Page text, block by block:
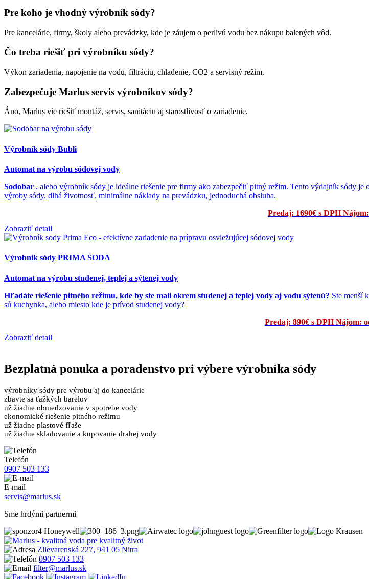
Pre koho je vhodný výrobník sódy?
Pre kancelárie, firmy, školy alebo prevádzky, kde je záujem o perlivú vodu bez nákupu balených vôd.
Čo treba riešiť pri výrobníku sódy?
Výkon zariadenia, napojenie na vodu, filtráciu, chladenie, CO2 a servisný režim.
Zabezpečuje Marlus servis výrobníkov sódy?
Áno, Marlus vie riešiť montáž, servis, sanitáciu aj starostlivosť o zariadenie.
Výrobník sódy Bubli
Automat na výrobu sódovej vody
Sodobar , alebo výrobník sódy je ideálne riešenie pre firmy ako zabezpečiť pitný režim. Tento výdajník sódy je
výroby sódy, dlhá životnosť, minimálne náklady na prevádzku, jednoduchá obsluha.
Predaj: 1690€ s DPH
Zobraziť detail
Výrobník sódy PRIMA SODA
Automat na výrobu studenej, teplej a sýtenej vody
Hľadáte riešenie pitného režimu, kde by ste mali okrem studenej a teplej vody aj vodu sýtenú? Ste menší
sú kuchynka, alebo miesto kde je prívod studenej vody?
Predaj: 890€ s DPH Nájom:
Zobraziť detail
Bezplatná ponuka a poradenstvo pri výbere výrobníka sódy
výrobníky sódy pre výrobu aj do kancelárie
zbavte sa ťažkých barelov
už žiadne obmedzovanie v spotrebe vody
ekonomické riešenie pitného režimu
už žiadne plastové fľaše
už žiadne skladovanie a kupovanie drahej vody
Telefón
0907 503 133
E-mail
servis@marlus.sk
Sme hrdými partnermi
Zlievarenská 227, 941 05 Nitra
0907 503 133
filter@marlus.sk